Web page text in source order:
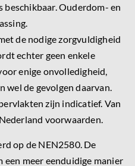
Ouderdom- en
de nodige zorgvuldigheid
echter geen enkele
enige onvolledigheid,
wel de gevolgen daarvan.
zijn indicatief. Van
voorwaarden.
op de NEN2580. De
meer eenduidige manier